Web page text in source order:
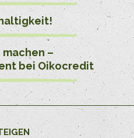
machen –
bei Oikocredit